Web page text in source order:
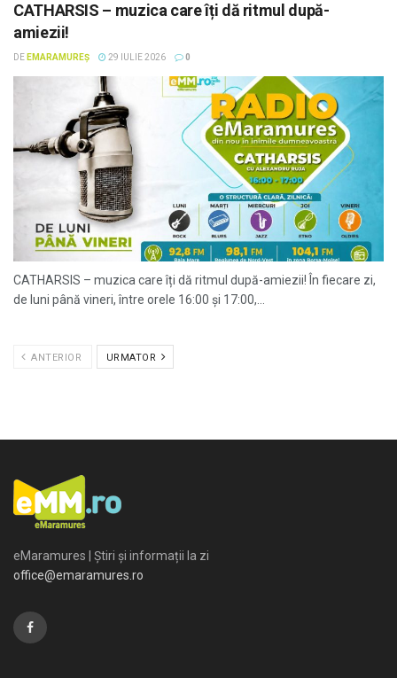
CATHARSIS – muzica care îți dă ritmul după-
amiezii!
DE EMARAMUREȘ 29 IULIE 2026 0
CATHARSIS – muzica care îți dă ritmul după-amiezii! În fiecare zi,
de luni până vineri, între orele 16:00 și 17:00,...
ANTERIOR URMATOR
eMaramures | Știri și informații la zi
office@emaramures.ro